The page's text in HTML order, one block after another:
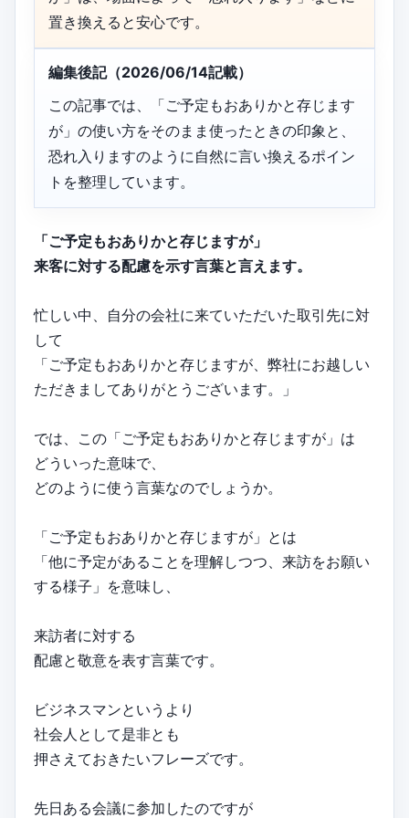
置き換えると安心です。
編集後記（2026/06/14記載）
この記事では、「ご予定もおありかと存じます
が」の使い方をそのまま使ったときの印象と、
恐れ入りますのように自然に言い換えるポイン
トを整理しています。
「ご予定もおありかと存じますが」
来客に対する配慮を示す言葉と言えます。
忙しい中、自分の会社に来ていただいた取引先に対
して
「ご予定もおありかと存じますが、弊社にお越しい
ただきましてありがとうございます。」
では、この「ご予定もおありかと存じますが」は
どういった意味で、
どのように使う言葉なのでしょうか。
「ご予定もおありかと存じますが」とは
「他に予定があることを理解しつつ、来訪をお願い
する様子」を意味し、
来訪者に対する
配慮と敬意を表す言葉です。
ビジネスマンというより
社会人として是非とも
押さえておきたいフレーズです。
先日ある会議に参加したのですが